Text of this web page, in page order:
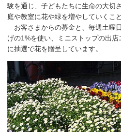
験を通じ、子どもたちに生命の大切
庭や教室に花や緑を増やしていくこ
お客さまからの募金と、毎週土曜
げの1%を使い、ミニストップの出
に抽選で花を贈呈しています。